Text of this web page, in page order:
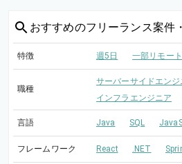
おすすめのフリーランス案件
特徴 週5日 一部リモート
職種
サーバーサイドエンジ
インフラエンジニア
言語 Java SQL
フレームワーク React .NET